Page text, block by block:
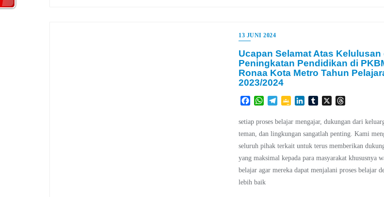
13 JUNI 2024
Ucapan Selamat Atas Kelulusan
Peningkatan Pendidikan di
Ronaa Kota Metro Tahun
2023/2024
FacebookWhatsApp
TelegramGoogleLinkedInTumblr
X
setiap proses belajar mengajar, dukungan dari
teman, dan lingkungan sangatlah penting. Kami
seluruh pihak terkait untuk terus memberikan
yang maksimal kepada para masyarakat khususnya
belajar agar mereka dapat menjalani proses belajar
lebih baik